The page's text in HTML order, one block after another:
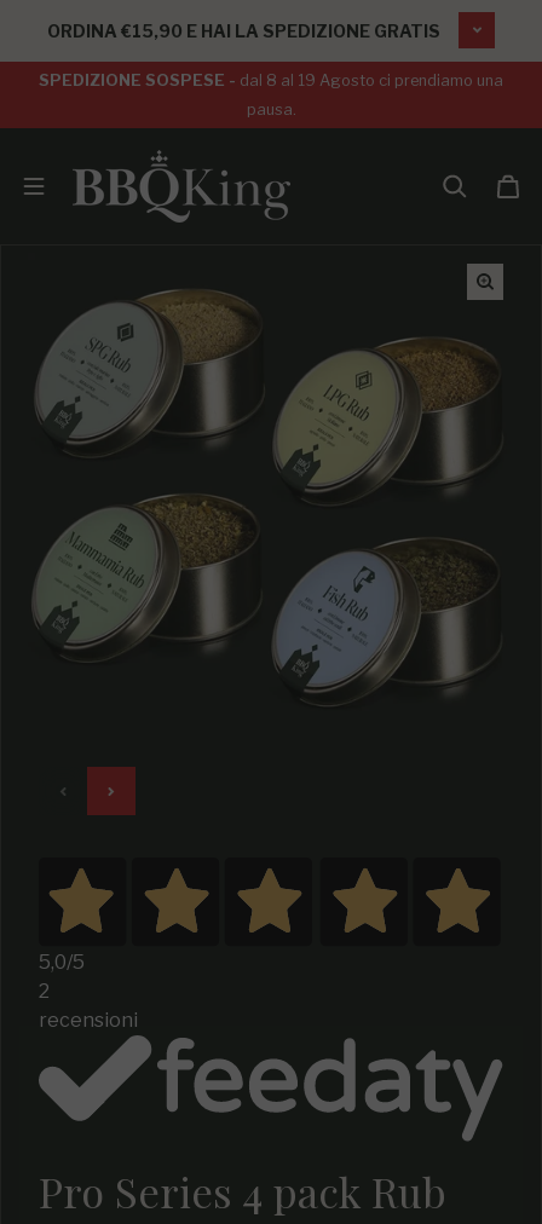
ORDINA €15,90 E HAI LA SPEDIZIONE GRATIS
SPEDIZIONE SOSPESE - dal 8 al 19 Agosto ci prendiamo una
pausa.
5,0/5
2
recensioni
Pro Series 4 pack Rub